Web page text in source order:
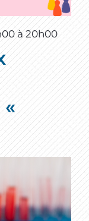
à 20h00